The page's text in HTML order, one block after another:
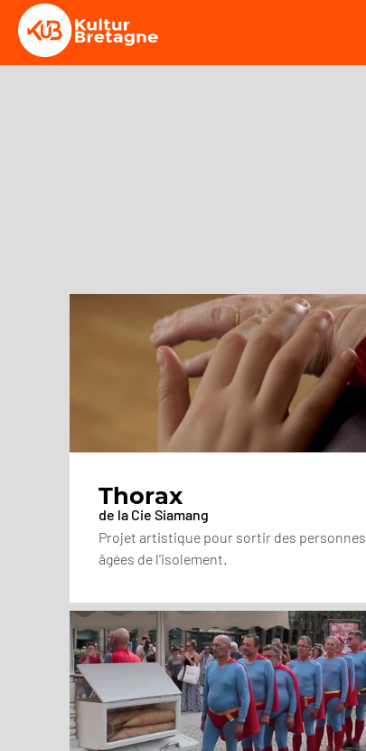
Thorax
de la Cie Siamang
Projet artistique pour sortir des personnes
âgées de l'isolement.